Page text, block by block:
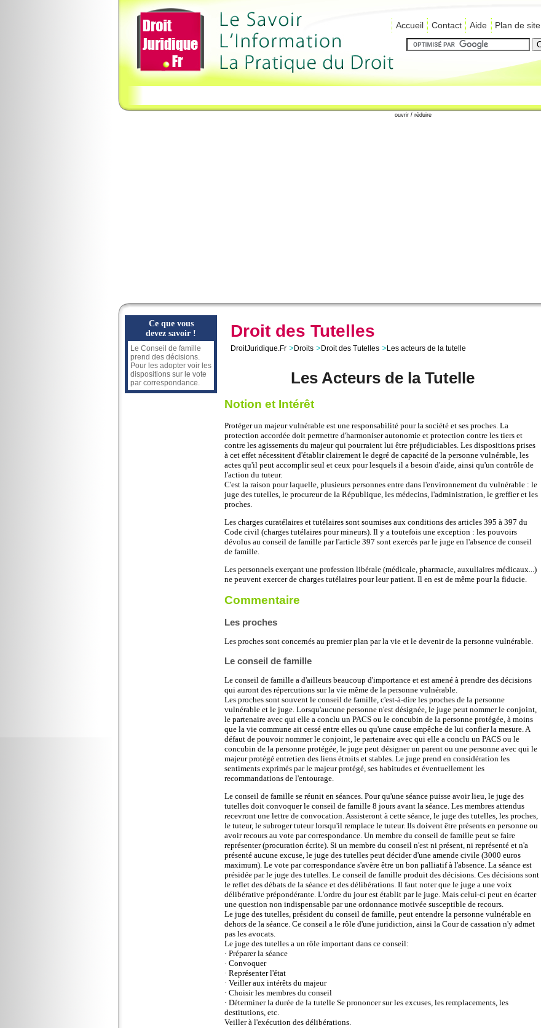
Accueil Contact Aide Plan de site
ouvrir / réduire
Ce que vous
devez savoir !
Le Conseil de famille
prend des décisions.
Pour les adopter voir les
dispositions sur le vote
par correspondance.
Droit des Tutelles
DroitJuridique.Fr > Droits > Droit des Tutelles > Les acteurs de la tutelle
Les Acteurs de la Tutelle
Notion et Intérêt
Protéger un majeur vulnérable est une responsabilité pour la société et ses proches. La
protection accordée doit permettre d'harmoniser autonomie et protection contre les tiers et
contre les agissements du majeur qui pourraient lui être préjudiciables. Les dispositions prises
à cet effet nécessitent d'établir clairement le degré de capacité de la personne vulnérable, les
actes qu'il peut accomplir seul et ceux pour lesquels il a besoin d'aide, ainsi qu'un contrôle de
l'action du tuteur.
C'est la raison pour laquelle, plusieurs personnes entre dans l'environnement du vulnérable : le
juge des tutelles, le procureur de la République, les médecins, l'administration, le greffier et les
proches.
Les charges curatélaires et tutélaires sont soumises aux conditions des articles 395 à 397 du
Code civil (charges tutélaires pour mineurs). Il y a toutefois une exception : les pouvoirs
dévolus au conseil de famille par l'article 397 sont exercés par le juge en l'absence de conseil
de famille.
Les personnels exerçant une profession libérale (médicale, pharmacie, auxuliaires médicaux...)
ne peuvent exercer de charges tutélaires pour leur patient. Il en est de même pour la fiducie.
Commentaire
Les proches
Les proches sont concernés au premier plan par la vie et le devenir de la personne vulnérable.
Le conseil de famille
Le conseil de famille a d'ailleurs beaucoup d'importance et est amené à prendre des décisions
qui auront des répercutions sur la vie même de la personne vulnérable.
Les proches sont souvent le conseil de famille, c'est-à-dire les proches de la personne
vulnérable et le juge. Lorsqu'aucune personne n'est désignée, le juge peut nommer le conjoint,
le partenaire avec qui elle a conclu un PACS ou le concubin de la personne protégée, à moins
que la vie commune ait cessé entre elles ou qu'une cause empêche de lui confier la mesure. A
défaut de pouvoir nommer le conjoint, le partenaire avec qui elle a conclu un PACS ou le
concubin de la personne protégée, le juge peut désigner un parent ou une personne avec qui le
majeur protégé entretien des liens étroits et stables. Le juge prend en considération les
sentiments exprimés par le majeur protégé, ses habitudes et éventuellement les
recommandations de l'entourage.
Le conseil de famille se réunit en séances. Pour qu'une séance puisse avoir lieu, le juge des
tutelles doit convoquer le conseil de famille 8 jours avant la séance. Les membres attendus
recevront une lettre de convocation. Assisteront à cette séance, le juge des tutelles, les proches,
le tuteur, le subroger tuteur lorsqu'il remplace le tuteur. Ils doivent être présents en personne ou
avoir recours au vote par correspondance. Un membre du conseil de famille peut se faire
représenter (procuration écrite). Si un membre du conseil n'est ni présent, ni représenté et n'a
présenté aucune excuse, le juge des tutelles peut décider d'une amende civile (3000 euros
maximum). Le vote par correspondance s'avère être un bon palliatif à l'absence. La séance est
présidée par le juge des tutelles. Le conseil de famille produit des décisions. Ces décisions sont
le reflet des débats de la séance et des délibérations. Il faut noter que le juge a une voix
délibérative prépondérante. L'ordre du jour est établit par le juge. Mais celui-ci peut en écarter
une question non indispensable par une ordonnance motivée susceptible de recours.
Le juge des tutelles, président du conseil de famille, peut entendre la personne vulnérable en
dehors de la séance. Ce conseil a le rôle d'une juridiction, ainsi la Cour de cassation n'y admet
pas les avocats.
Le juge des tutelles a un rôle important dans ce conseil:
· Préparer la séance
· Convoquer
· Représenter l'état
· Veiller aux intérêts du majeur
· Choisir les membres du conseil
· Déterminer la durée de la tutelle Se prononcer sur les excuses, les remplacements, les
destitutions, etc.
Veiller à l'exécution des délibérations.